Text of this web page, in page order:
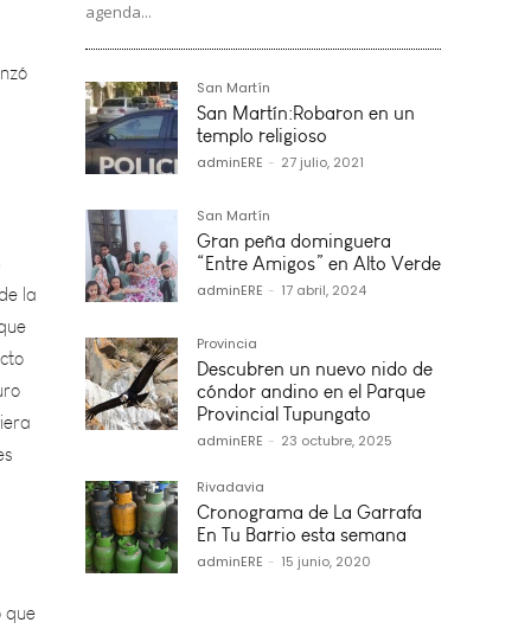
agenda...
San Martín
San Martín:Robaron en un
templo religioso
adminERE - 27 julio, 2021
San Martín
Gran peña dominguera
“Entre Amigos” en Alto Verde
adminERE - 17 abril, 2024
Provincia
Descubren un nuevo nido de
cóndor andino en el Parque
Provincial Tupungato
adminERE - 23 octubre, 2025
Rivadavia
Cronograma de La Garrafa
En Tu Barrio esta semana
adminERE - 15 junio, 2020